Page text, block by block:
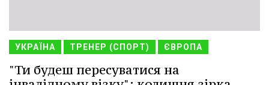
УКРАЇНА ТРЕНЕР (СПОРТ) ЄВРОПА
"Ти будеш пересуватися на